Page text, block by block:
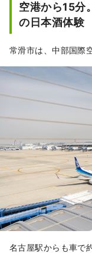
空港から15分
の日本酒体験
常滑市は、中部国際
名古屋駅からも車で